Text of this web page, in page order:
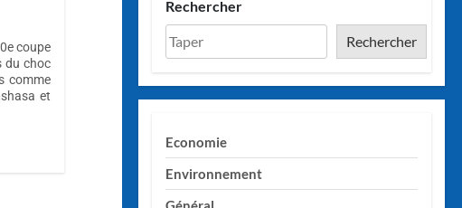
coupe
du choc
comme
et
Rechercher
Rechercher
Economie
Environnement